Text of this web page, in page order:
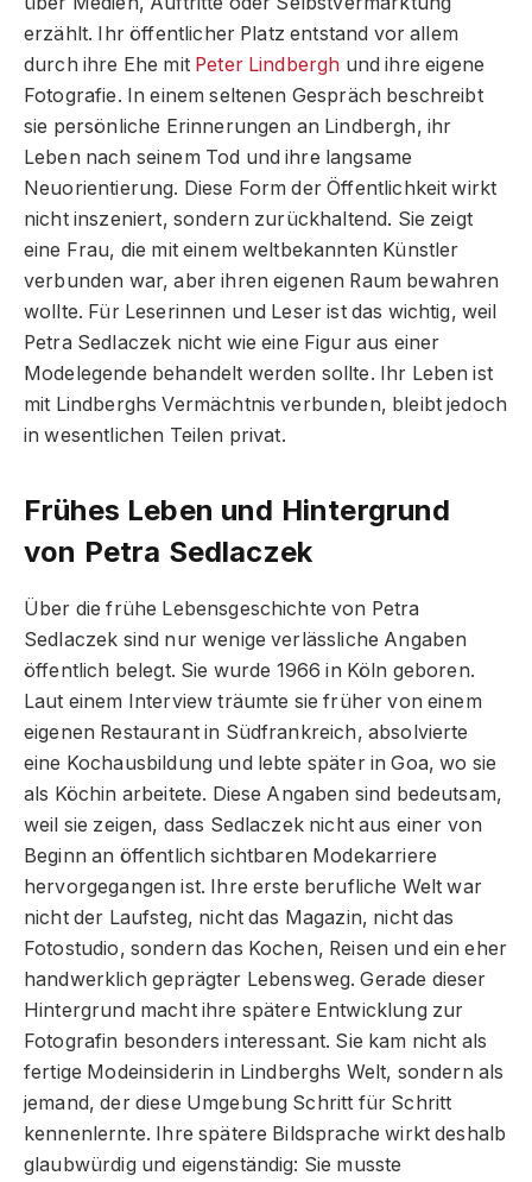
erzählt. Ihr öffentlicher Platz entstand vor allem
durch ihre Ehe mit Peter Lindbergh und ihre eigene
Fotografie. In einem seltenen Gespräch beschreibt
sie persönliche Erinnerungen an Lindbergh, ihr
Leben nach seinem Tod und ihre langsame
Neuorientierung. Diese Form der Öffentlichkeit wirkt
nicht inszeniert, sondern zurückhaltend. Sie zeigt
eine Frau, die mit einem weltbekannten Künstler
verbunden war, aber ihren eigenen Raum bewahren
wollte. Für Leserinnen und Leser ist das wichtig, weil
Petra Sedlaczek nicht wie eine Figur aus einer
Modelegende behandelt werden sollte. Ihr Leben ist
mit Lindberghs Vermächtnis verbunden, bleibt jedoch
in wesentlichen Teilen privat.
Frühes Leben und Hintergrund
von Petra Sedlaczek
Über die frühe Lebensgeschichte von Petra
Sedlaczek sind nur wenige verlässliche Angaben
öffentlich belegt. Sie wurde 1966 in Köln geboren.
Laut einem Interview träumte sie früher von einem
eigenen Restaurant in Südfrankreich, absolvierte
eine Kochausbildung und lebte später in Goa, wo sie
als Köchin arbeitete. Diese Angaben sind bedeutsam,
weil sie zeigen, dass Sedlaczek nicht aus einer von
Beginn an öffentlich sichtbaren Modekarriere
hervorgegangen ist. Ihre erste berufliche Welt war
nicht der Laufsteg, nicht das Magazin, nicht das
Fotostudio, sondern das Kochen, Reisen und ein eher
handwerklich geprägter Lebensweg. Gerade dieser
Hintergrund macht ihre spätere Entwicklung zur
Fotografin besonders interessant. Sie kam nicht als
fertige Modeinsiderin in Lindberghs Welt, sondern als
jemand, der diese Umgebung Schritt für Schritt
kennenlernte. Ihre spätere Bildsprache wirkt deshalb
glaubwürdig und eigenständig: Sie musste